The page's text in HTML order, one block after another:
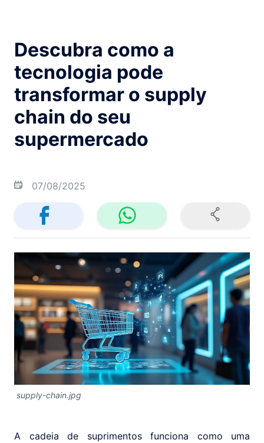
Descubra como a
tecnologia pode
transformar o supply
chain do seu
supermercado
07/08/2025
supply-chain.jpg
A cadeia de suprimentos funciona como uma